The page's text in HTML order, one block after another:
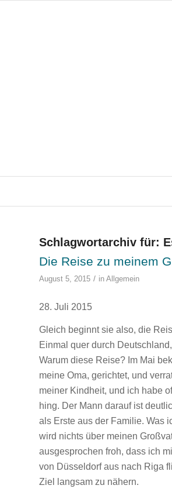
Schlagwortarchiv für:
Die Reise zu meinem
August 5, 2015 / in Allgemein
28. Juli 2015
Gleich beginnt sie also, die
Einmal quer durch
Warum diese Reise? Im Mai
meine Oma, gerichtet, und
meiner Kindheit, und ich habe
hing. Der Mann darauf ist
als Erste aus der Familie. Was
wird nichts über meinen
ausgesprochen froh, dass ich
von Düsseldorf aus nach Riga
Ziel langsam zu nähern.